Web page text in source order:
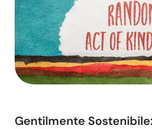
Gentilmente